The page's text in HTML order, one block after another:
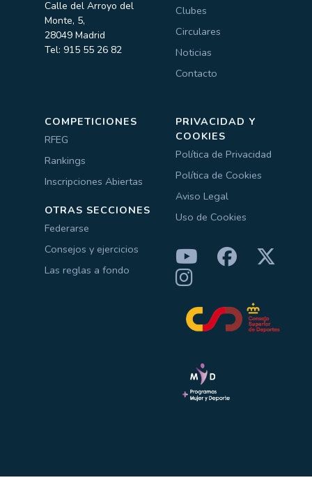
Calle del Arroyo del
Monte, 5,
28049 Madrid
Tel: 915 55 26 82
Clubes
Circulares
Noticias
Contacto
COMPETICIONES
RFEG
Rankings
Inscripciones Abiertas
OTRAS SECCIONES
Federarse
Consejos y ejercicios
Las reglas a fondo
PRIVACIDAD Y
COOKIES
Política de Privacidad
Política de Cookies
Aviso Legal
Uso de Cookies